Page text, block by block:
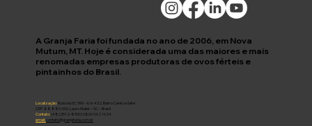
A Granja Faria foi fundada no ano de 2006, em Nova
Mutum, MT. Hoje é considerada uma das maiores e mais
renomadas empresas produtoras de ovos férteis e
pintainhos do Brasil.
Localização:Rodovia SC 390 – Km 432. Bairro Cento e Sete
CEP: 88.880-000. Lauro Muller – SC – Brasil
Contato:(48) 3512-8900 | 0800 042 1024
email:contato@granjafaria.com.br